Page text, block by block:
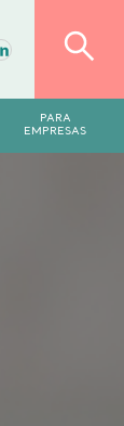
PARA
EMPRESAS